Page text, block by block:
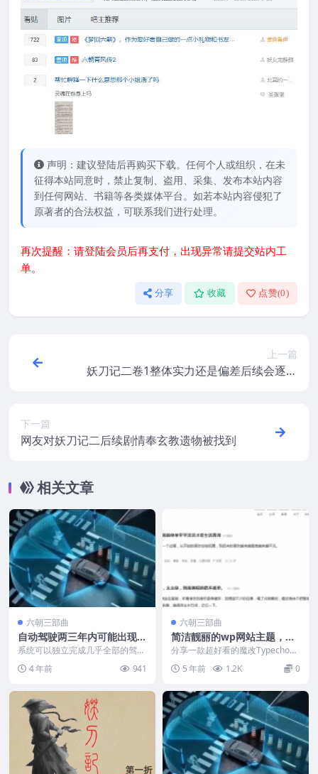
声明：建议登陆后再购买下载。任何个人或组织，在未
征得本站同意时，禁止复制、盗用、采集、发布本站内容
到任何网站、书籍等各类媒体平台。如若本站内容侵犯了
原著者的合法权益，可联系我们进行处理。
再次提醒：请登陆会员后再支付，出现异常请提交站内工
单。
分享 收藏 点赞(0)
上一篇
妖刀记二卷1整体实力还是偏差后续会逐步
下一篇
网友对妖刀记二后续剧情奉玄教遗物被找到
相关文章
六朝三部曲
自动驾驶两三年内可能出现L
4甚至L5级别的突破
系统可以独立完成几乎全部的驾驶
的话，驾驶员还是要出...
4 年前 941
六朝三部曲
简洁靓丽的wp网站主题，魔
改Fantasy主题
分享一款超好看的魔改Typecho主
题,修复了一些问题。 简洁靓丽的
wp网站主题...
5 年前 1.2K 0